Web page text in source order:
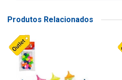
Produtos Relacionados